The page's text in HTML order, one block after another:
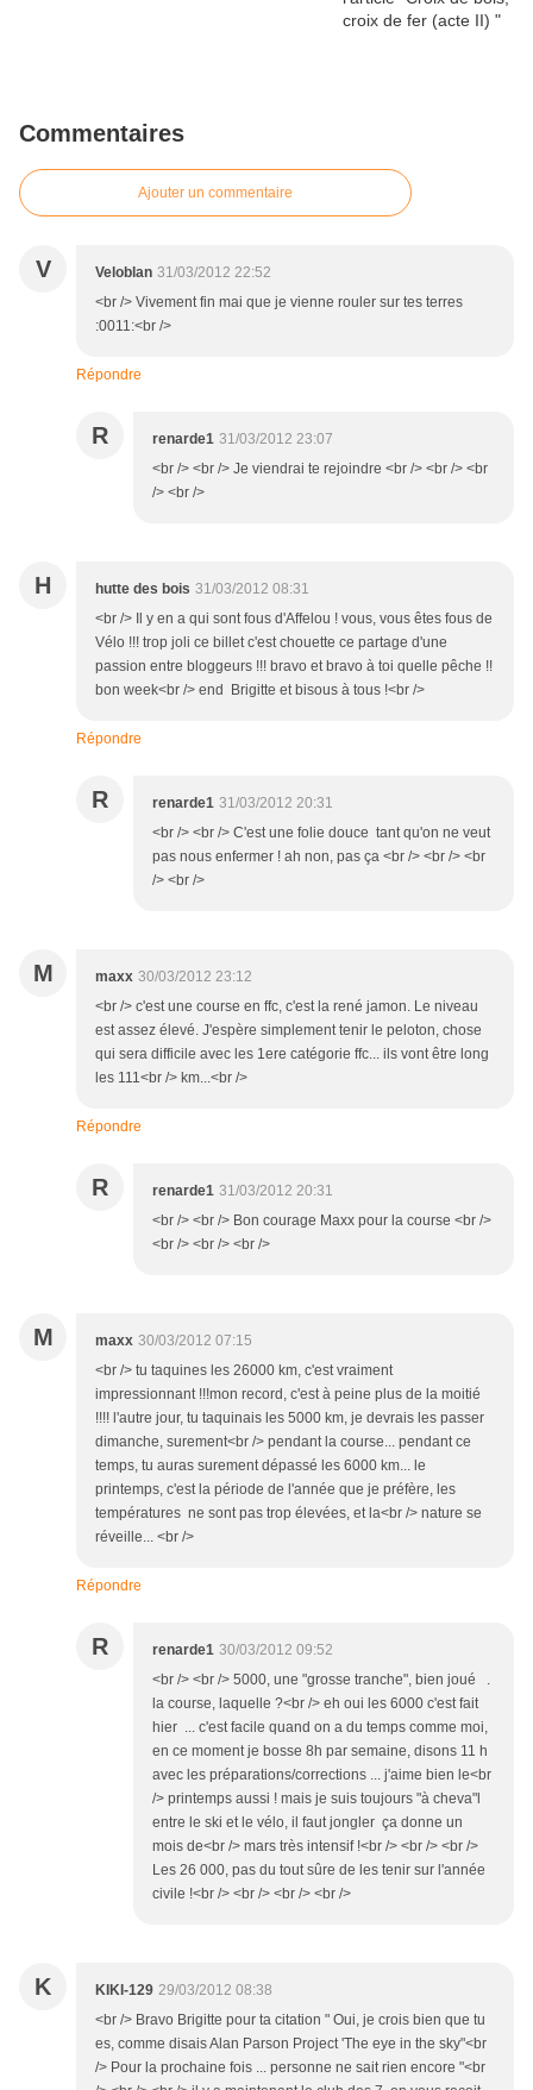
Commentaires
Ajouter un commentaire
V Veloblan 31/03/2012 22:52
<br /> Vivement fin mai que je vienne rouler sur tes terres
:0011:<br />
Répondre
R renarde1 31/03/2012 23:07
<br /> <br /> Je viendrai te rejoindre <br /> <br /> <br
/> <br />
H hutte des bois 31/03/2012 08:31
<br /> Il y en a qui sont fous d'Affelou ! vous, vous êtes fous de
Vélo !!! trop joli ce billet c'est chouette ce partage d'une
passion entre bloggeurs !!! bravo et bravo à toi quelle pêche !!
bon week<br /> end Brigitte et bisous à tous !<br />
Répondre
R renarde1 31/03/2012 20:31
<br /> <br /> C'est une folie douce tant qu'on ne veut
pas nous enfermer ! ah non, pas ça <br /> <br /> <br
/> <br />
M maxx 30/03/2012 23:12
<br /> c'est une course en ffc, c'est la rené jamon. Le niveau
est assez élevé. J'espère simplement tenir le peloton, chose
qui sera difficile avec les 1ere catégorie ffc... ils vont être long
les 111<br /> km...<br />
Répondre
R renarde1 31/03/2012 20:31
<br /> <br /> Bon courage Maxx pour la course <br />
<br /> <br /> <br />
M maxx 30/03/2012 07:15
<br /> tu taquines les 26000 km, c'est vraiment
impressionnant !!!mon record, c'est à peine plus de la moitié
!!!! l'autre jour, tu taquinais les 5000 km, je devrais les passer
dimanche, surement<br /> pendant la course... pendant ce
temps, tu auras surement dépassé les 6000 km... le
printemps, c'est la période de l'année que je préfère, les
températures ne sont pas trop élevées, et la<br /> nature se
réveille... <br />
Répondre
R renarde1 30/03/2012 09:52
<br /> <br /> 5000, une "grosse tranche", bien joué .
la course, laquelle ?<br /> eh oui les 6000 c'est fait
hier ... c'est facile quand on a du temps comme moi,
en ce moment je bosse 8h par semaine, disons 11 h
avec les préparations/corrections ... j'aime bien le<br
/> printemps aussi ! mais je suis toujours "à cheva"l
entre le ski et le vélo, il faut jongler ça donne un
mois de<br /> mars très intensif !<br /> <br /> <br />
Les 26 000, pas du tout sûre de les tenir sur l'année
civile !<br /> <br /> <br /> <br />
K KIKI-129 29/03/2012 08:38
<br /> Bravo Brigitte pour ta citation " Oui, je crois bien que tu
es, comme disais Alan Parson Project 'The eye in the sky"<br
/> Pour la prochaine fois ... personne ne sait rien encore "<br